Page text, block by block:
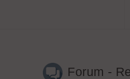
Forum -